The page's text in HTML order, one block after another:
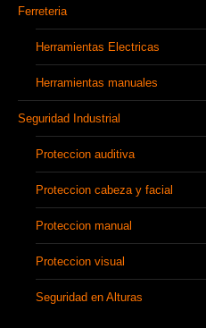
Ferreteria
Herramientas Electricas
Herramientas manuales
Seguridad Industrial
Proteccion auditiva
Proteccion cabeza y facial
Proteccion manual
Proteccion visual
Seguridad en Alturas